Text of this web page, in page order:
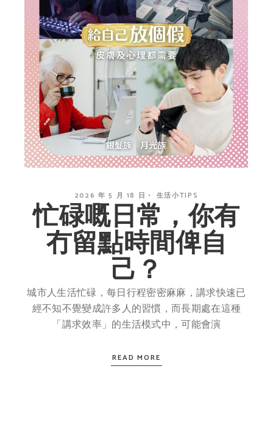
2026 年 5 月 18 日 生活小TIPS
忙碌嘅日常，你有
冇留點時間俾自
己？
城市人生活忙碌，每日行程密密麻麻，講求快速已
經不知不覺變成許多人的習慣，而長期處在這種
「講求效率」的生活模式中，可能會演
READ MORE